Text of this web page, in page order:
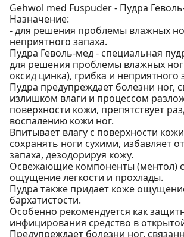
Gehwol med Fuspuder - Пудра
Назначение:
- для решения проблемы влажных
неприятного запаха.
Пудра Геволь-мед - cпециальная
для решения проблемы влажных ног
оксид цинка), грибка и неприятного
Пудра предупреждает болезни ног,
излишком влаги и процессом
поверхности кожи, препятствует
воспалению кожи ног.
Впитывает влагу с поверхности
сохранять ноги сухими, избавляет
запаха, дезодорируя кожу.
Освежающие компоненты (ментол)
ощущение легкости и прохлады.
Пудра также придает коже
бархатистости.
Особенно рекомендуется как
инфицирования средство в
Предупреждает болезни ног,